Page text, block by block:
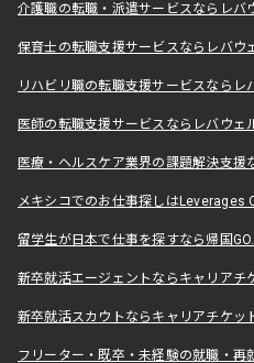
介護職の転職・派遣サービスならレバ
保育士の転職支援サービスならレバウ
リハビリ職の転職支援サービスならレ
医師の転職支援サービスならレバウェ
医療・ヘルスケア業界の課題解決支援
メキシコでのお仕事探しはLeverages
留学生が日本で仕事を探すなら帰国
新卒就活エージェントならキャリアチ
新卒就活スカウトならキャリアチケッ
フリーター・既卒・未経験の就職・再